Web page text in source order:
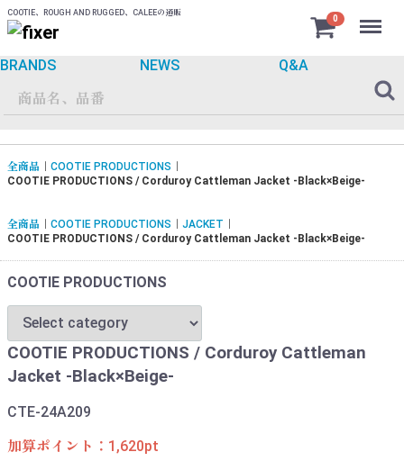
0
COOTIE、ROUGH AND RUGGED、CALEEの通販 Menu
BRANDS NEWS Q&A
全商品
COOTIE PRODUCTIONS
COOTIE PRODUCTIONS / Corduroy Cattleman Jacket -Black×Beige-
全商品 COOTIE PRODUCTIONS
JACKET
COOTIE PRODUCTIONS / Corduroy Cattleman Jacket -Black×Beige-
COOTIE PRODUCTIONS
COOTIE PRODUCTIONS / Corduroy Cattleman
Jacket -Black×Beige-
CTE-24A209
加算ポイント： 1,620pt